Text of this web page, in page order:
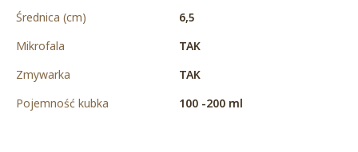
Średnica (cm)
6,5
Mikrofala
TAK
Zmywarka
TAK
Pojemność kubka
100 -200 ml